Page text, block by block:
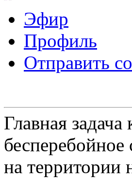
Эфир
Профиль
Отправить
Главная
бесперебойное
на территории